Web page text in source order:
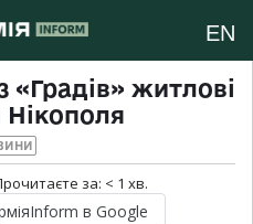
EN
«Градів» житлові
Нікополя
за: < 1 хв.
в Google